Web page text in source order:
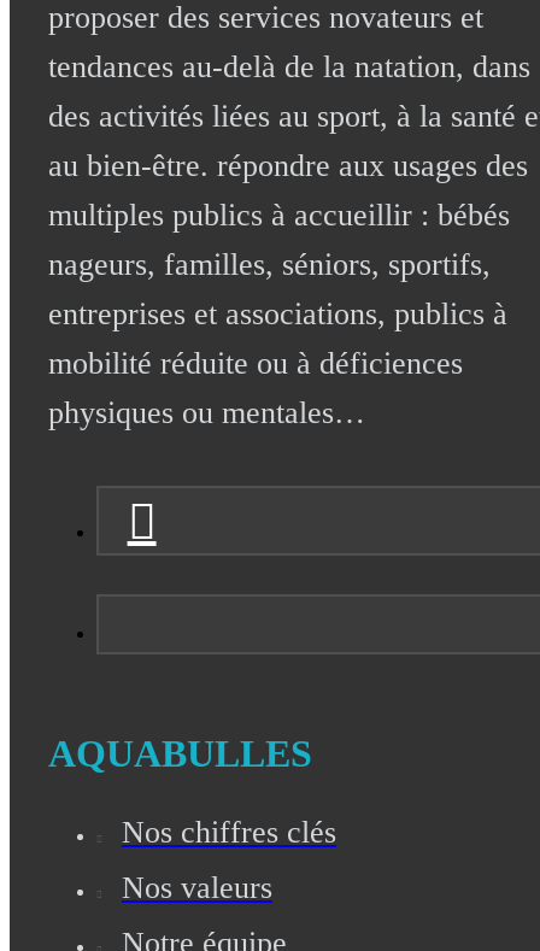
proposer des services novateurs et
tendances au-delà de la natation, dans
des activités liées au sport, à la santé
au bien-être. répondre aux usages des
multiples publics à accueillir : bébés
nageurs, familles, séniors, sportifs,
entreprises et associations, publics à
mobilité réduite ou à déficiences
physiques ou mentales…
AQUABULLES
Nos chiffres clés
Nos valeurs
Notre équipe